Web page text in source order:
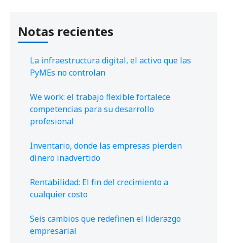
Notas recientes
La infraestructura digital, el activo que las
PyMEs no controlan
We work: el trabajo flexible fortalece
competencias para su desarrollo
profesional
Inventario, donde las empresas pierden
dinero inadvertido
Rentabilidad: El fin del crecimiento a
cualquier costo
Seis cambios que redefinen el liderazgo
empresarial